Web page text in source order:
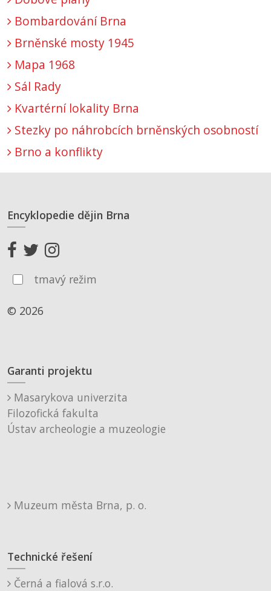
Bombardování Brna
Brněnské mosty 1945
Mapa 1968
Sál Rady
Kvartérní lokality Brna
Stezky po náhrobcích brněnských osobností
Brno a konflikty
Encyklopedie dějin Brna
tmavý režim
© 2026
Garanti projektu
Masarykova univerzita
Filozofická fakulta
Ústav archeologie a muzeologie
Muzeum města Brna, p. o.
Technické řešení
Černá a fialová s.r.o.